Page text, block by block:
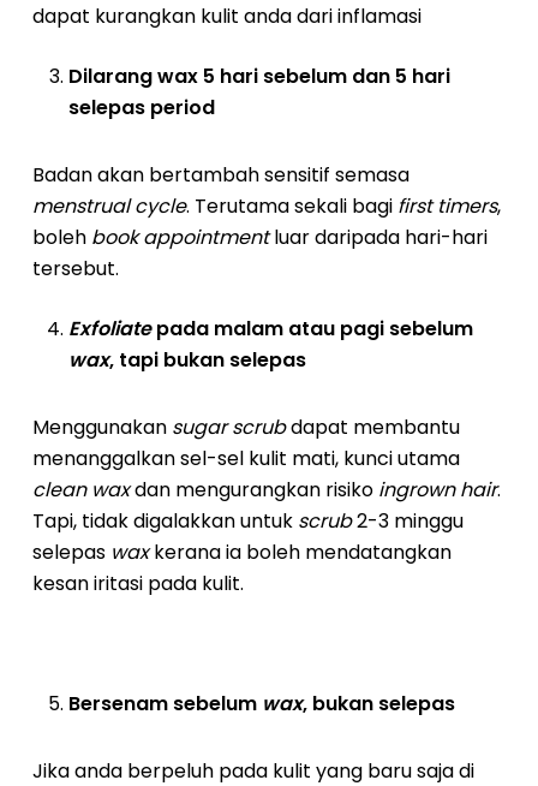
dapat kurangkan kulit anda dari inflamasi
Dilarang wax 5 hari sebelum dan 5 hari
selepas period
Badan akan bertambah sensitif semasa
menstrual cycle. Terutama sekali bagi first timers,
boleh book appointmentluar daripada hari-hari
tersebut.
Exfoliatepada malam atau pagi sebelum
wax, tapi bukan selepas
Menggunakan sugar scrubdapat membantu
menanggalkan sel-sel kulit mati, kunci utama
clean waxdan mengurangkan risiko ingrown hair.
Tapi, tidak digalakkan untuk scrub2-3 minggu
selepas waxkerana ia boleh mendatangkan
kesan iritasi pada kulit.
Bersenam sebelum wax, bukan selepas
Jika anda berpeluh pada kulit yang baru saja di